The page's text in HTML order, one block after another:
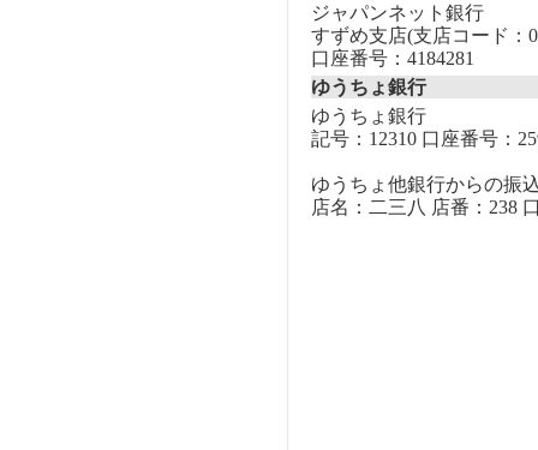
ジャパンネット銀行
すずめ支店(支店コード：
口座番号：4184281
ゆうちょ銀行
ゆうちょ銀行
記号：12310 口座番号：
ゆうちょ他銀行からの振
店名：二三八 店番：238